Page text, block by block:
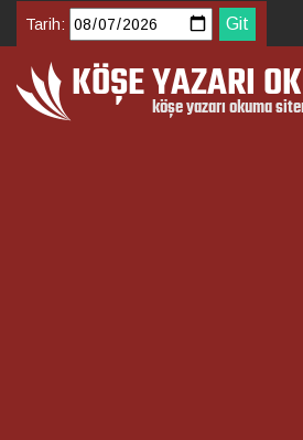
Tarih: